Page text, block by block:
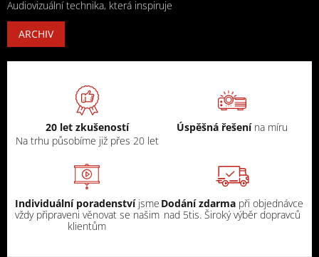
Audiovizuální technika, která inspiruje
ARCHIV
20 let zkušeností
Na trhu působíme již přes 20 let
Úspěšná řešení na míru
Individuální poradenstvíjsme
vždy připraveni věnovat se našim
klientům
Dodání zdarma při objednávce
nad 5tis. Široký výběr dopravců